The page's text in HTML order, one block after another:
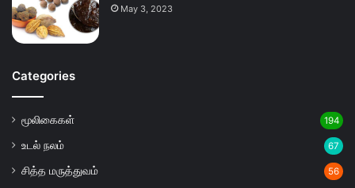
May 3, 2023
Categories
மூலிகைகள் 194
உடல் நலம் 67
சித்த மருத்துவம் 56